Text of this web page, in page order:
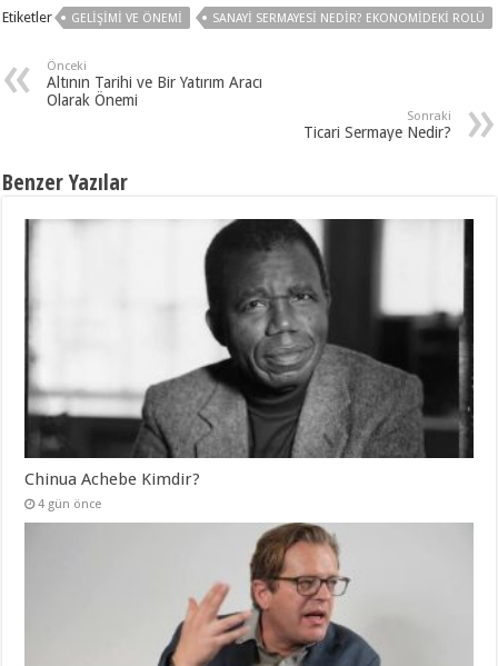
Etiketler GELIŞIMI VE ÖNEMI SANAYI SERMAYESI NEDIR? EKONOMIDEKI ROLÜ
Önceki
Altının Tarihi ve Bir Yatırım Aracı
Olarak Önemi
Sonraki
Ticari Sermaye Nedir?
Benzer Yazılar
Chinua Achebe Kimdir?
4 gün önce